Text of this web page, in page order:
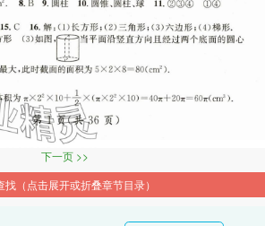
下一页 >>
找（点击展开或折叠章节目录）